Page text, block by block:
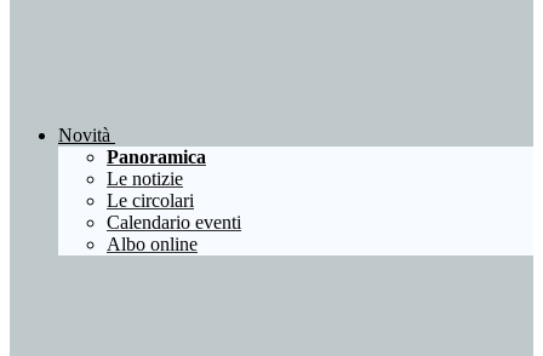
Novità
Panoramica
Le notizie
Le circolari
Calendario eventi
Albo online